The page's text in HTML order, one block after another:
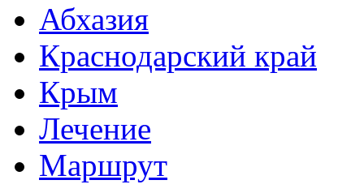
Абхазия
Краснодарский край
Крым
Лечение
Маршрут